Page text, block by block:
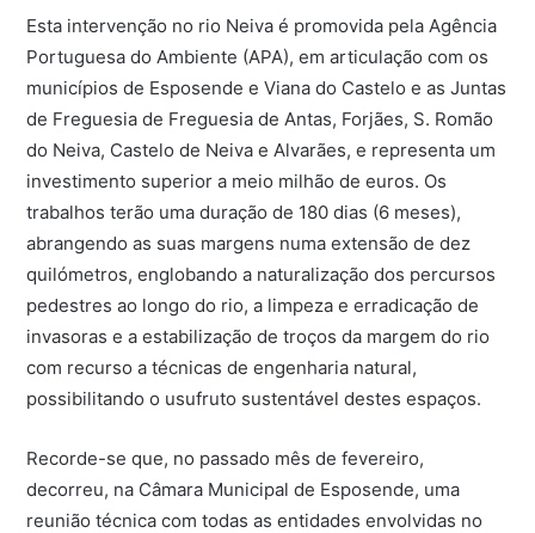
Esta intervenção no rio Neiva é promovida pela Agência
Portuguesa do Ambiente (APA), em articulação com os
municípios de Esposende e Viana do Castelo e as Juntas
de Freguesia de Freguesia de Antas, Forjães, S. Romão
do Neiva, Castelo de Neiva e Alvarães, e representa um
investimento superior a meio milhão de euros. Os
trabalhos terão uma duração de 180 dias (6 meses),
abrangendo as suas margens numa extensão de dez
quilómetros, englobando a naturalização dos percursos
pedestres ao longo do rio, a limpeza e erradicação de
invasoras e a estabilização de troços da margem do rio
com recurso a técnicas de engenharia natural,
possibilitando o usufruto sustentável destes espaços.
Recorde-se que, no passado mês de fevereiro,
decorreu, na Câmara Municipal de Esposende, uma
reunião técnica com todas as entidades envolvidas no